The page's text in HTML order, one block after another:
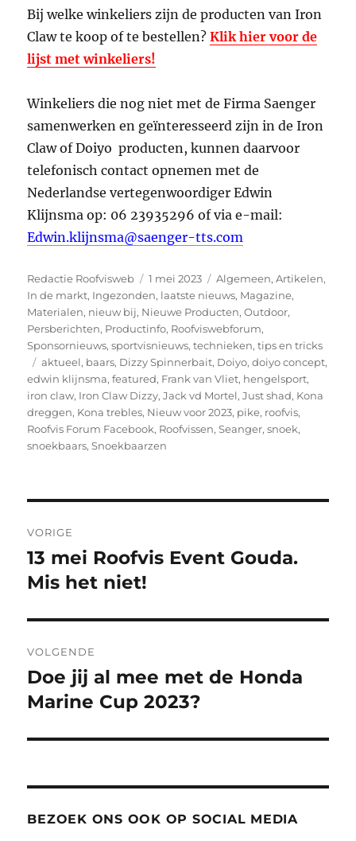
Bij welke winkeliers zijn de producten van Iron
Claw te koop of te bestellen?Klik hier voor de
lijst met winkeliers!
Winkeliers die nog niet met de Firma Saenger
samenwerken en geïnteresseerd zijn in de Iron
Claw of Doiyo producten, kunnen daarvoor
telefonisch contact opnemen met de
Nederlandse vertegenwoordiger Edwin
Klijnsma op: 06 23935296 of via e-mail:
Edwin.klijnsma@saenger-tts.com
Auteur
Redactie Roofvisweb
Geplaatst
op
1 mei 2023 Categorieën
Algemeen,Artikelen,
In de markt, Ingezonden, laatste nieuws, Magazine,
Materialen, nieuw bij, Nieuwe Producten,Outdoor,
Persberichten, Productinfo, Roofviswebforum,
Sponsornieuws,sportvisnieuws,technieken,tips en tricks
Tags
aktueel, baars, Dizzy Spinnerbait, Doiyo,doiyo concept,
edwin klijnsma,featured, Frank van Vliet, hengelsport,
iron claw, Iron Claw Dizzy,Jack vd Mortel,Just shad, Kona
dreggen, Kona trebles, Nieuw voor 2023, pike, roofvis,
Roofvis Forum Facebook, Roofvissen,Seanger,snoek,
snoekbaars,Snoekbaarzen
navigatie
VORIGE
Vorig
bericht:
13 mei Roofvis Event Gouda.
Mis het niet!
VOLGENDE
Volgend
bericht:
Doe jij al mee met de Honda
Marine Cup 2023?
BEZOEK ONS OOK OP SOCIAL MEDIA